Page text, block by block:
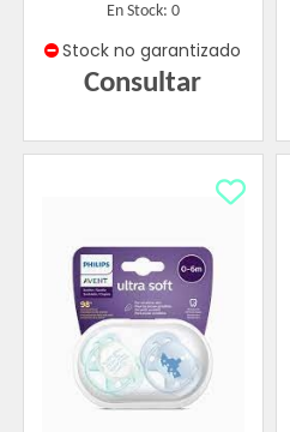
En Stock: 0
Stock no garantizado
Consultar